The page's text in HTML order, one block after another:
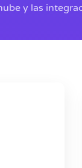
y las